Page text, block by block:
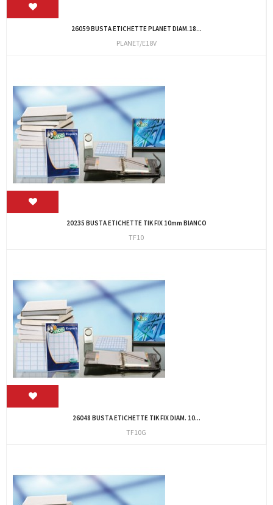
26059 BUSTA ETICHETTE PLANET DIAM.18...
PLANET/E18V
20235 BUSTA ETICHETTE TIK FIX 10mm BIANCO
TF10
26048 BUSTA ETICHETTE TIK FIX DIAM. 10...
TF10G